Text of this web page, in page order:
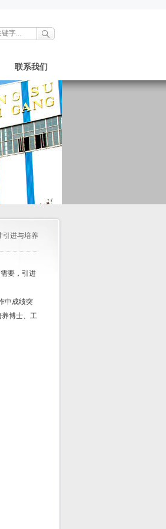
联系我们
引进与培养
要，引进
中成绩突
养博士、工